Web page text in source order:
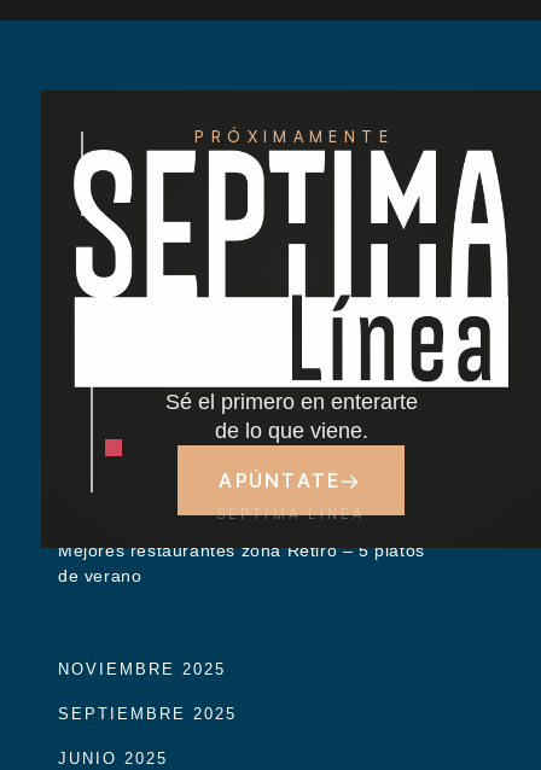
PRÓXIMAMENTE
Sé el primero en enterarte
de lo que viene.
APÚNTATE→
SÉPTIMA LÍNEA
Redescubre las tardes del Retiro: nuestra
nueva carta de cócteles ha llegado
Cocido madrileño: tradición y sabor junto al
Dónde comer cerca del Parque del Retiro en
Madrid
Tapas y terraza junto al Retiro
Mejores restaurantes zona Retiro – 5 platos
de verano
NOVIEMBRE 2025
SEPTIEMBRE 2025
JUNIO 2025